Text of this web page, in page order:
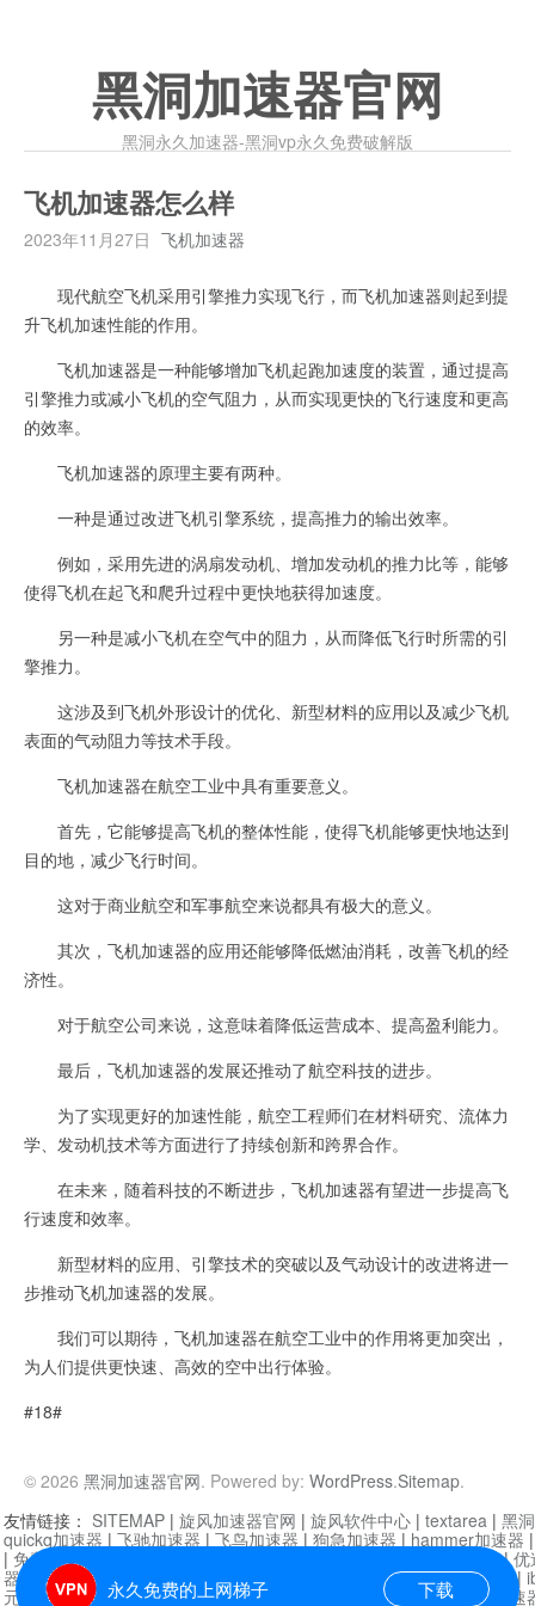
黑洞加速器官网
黑洞永久加速器-黑洞vp永久免费破解版
飞机加速器怎么样
2023年11月27日 飞机加速器
现代航空飞机采用引擎推力实现飞行，而飞机加速器则起到提
升飞机加速性能的作用。
飞机加速器是一种能够增加飞机起跑加速度的装置，通过提高
引擎推力或减小飞机的空气阻力，从而实现更快的飞行速度和更高
的效率。
飞机加速器的原理主要有两种。
一种是通过改进飞机引擎系统，提高推力的输出效率。
例如，采用先进的涡扇发动机、增加发动机的推力比等，能够
使得飞机在起飞和爬升过程中更快地获得加速度。
另一种是减小飞机在空气中的阻力，从而降低飞行时所需的引
擎推力。
这涉及到飞机外形设计的优化、新型材料的应用以及减少飞机
表面的气动阻力等技术手段。
飞机加速器在航空工业中具有重要意义。
首先，它能够提高飞机的整体性能，使得飞机能够更快地达到
目的地，减少飞行时间。
这对于商业航空和军事航空来说都具有极大的意义。
其次，飞机加速器的应用还能够降低燃油消耗，改善飞机的经
济性。
对于航空公司来说，这意味着降低运营成本、提高盈利能力。
最后，飞机加速器的发展还推动了航空科技的进步。
为了实现更好的加速性能，航空工程师们在材料研究、流体力
学、发动机技术等方面进行了持续创新和跨界合作。
在未来，随着科技的不断进步，飞机加速器有望进一步提高飞
行速度和效率。
新型材料的应用、引擎技术的突破以及气动设计的改进将进一
步推动飞机加速器的发展。
我们可以期待，飞机加速器在航空工业中的作用将更加突出，
为人们提供更快速、高效的空中出行体验。
#18#
© 2026 黑洞加速器官网. Powered by: WordPress.Sitemap.
永久免费的上网梯子 下载
友情链接： SITEMAP | 旋风加速器官网 | 旋风软件中心 | textarea | 黑
quickq加速器 | 飞驰加速器 | 飞鸟加速器 | 狗急加速器 | hammer加速器
| 免费vqn加速外网 迷雾通|优
器| 快柠檬加速器 |黑洞加速 |falemon 快橙加速器|anycast加速器 |
元机场加速器 |一元机场|老王加速器 | 白石山|
小牛加速